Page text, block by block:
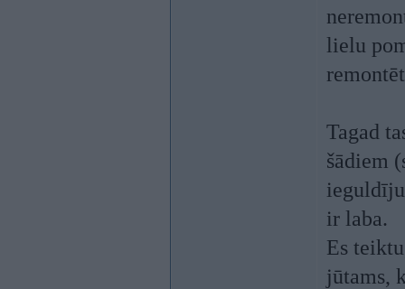
lielu
Tagad
šādiem
ir laba.
Es
jūtams,